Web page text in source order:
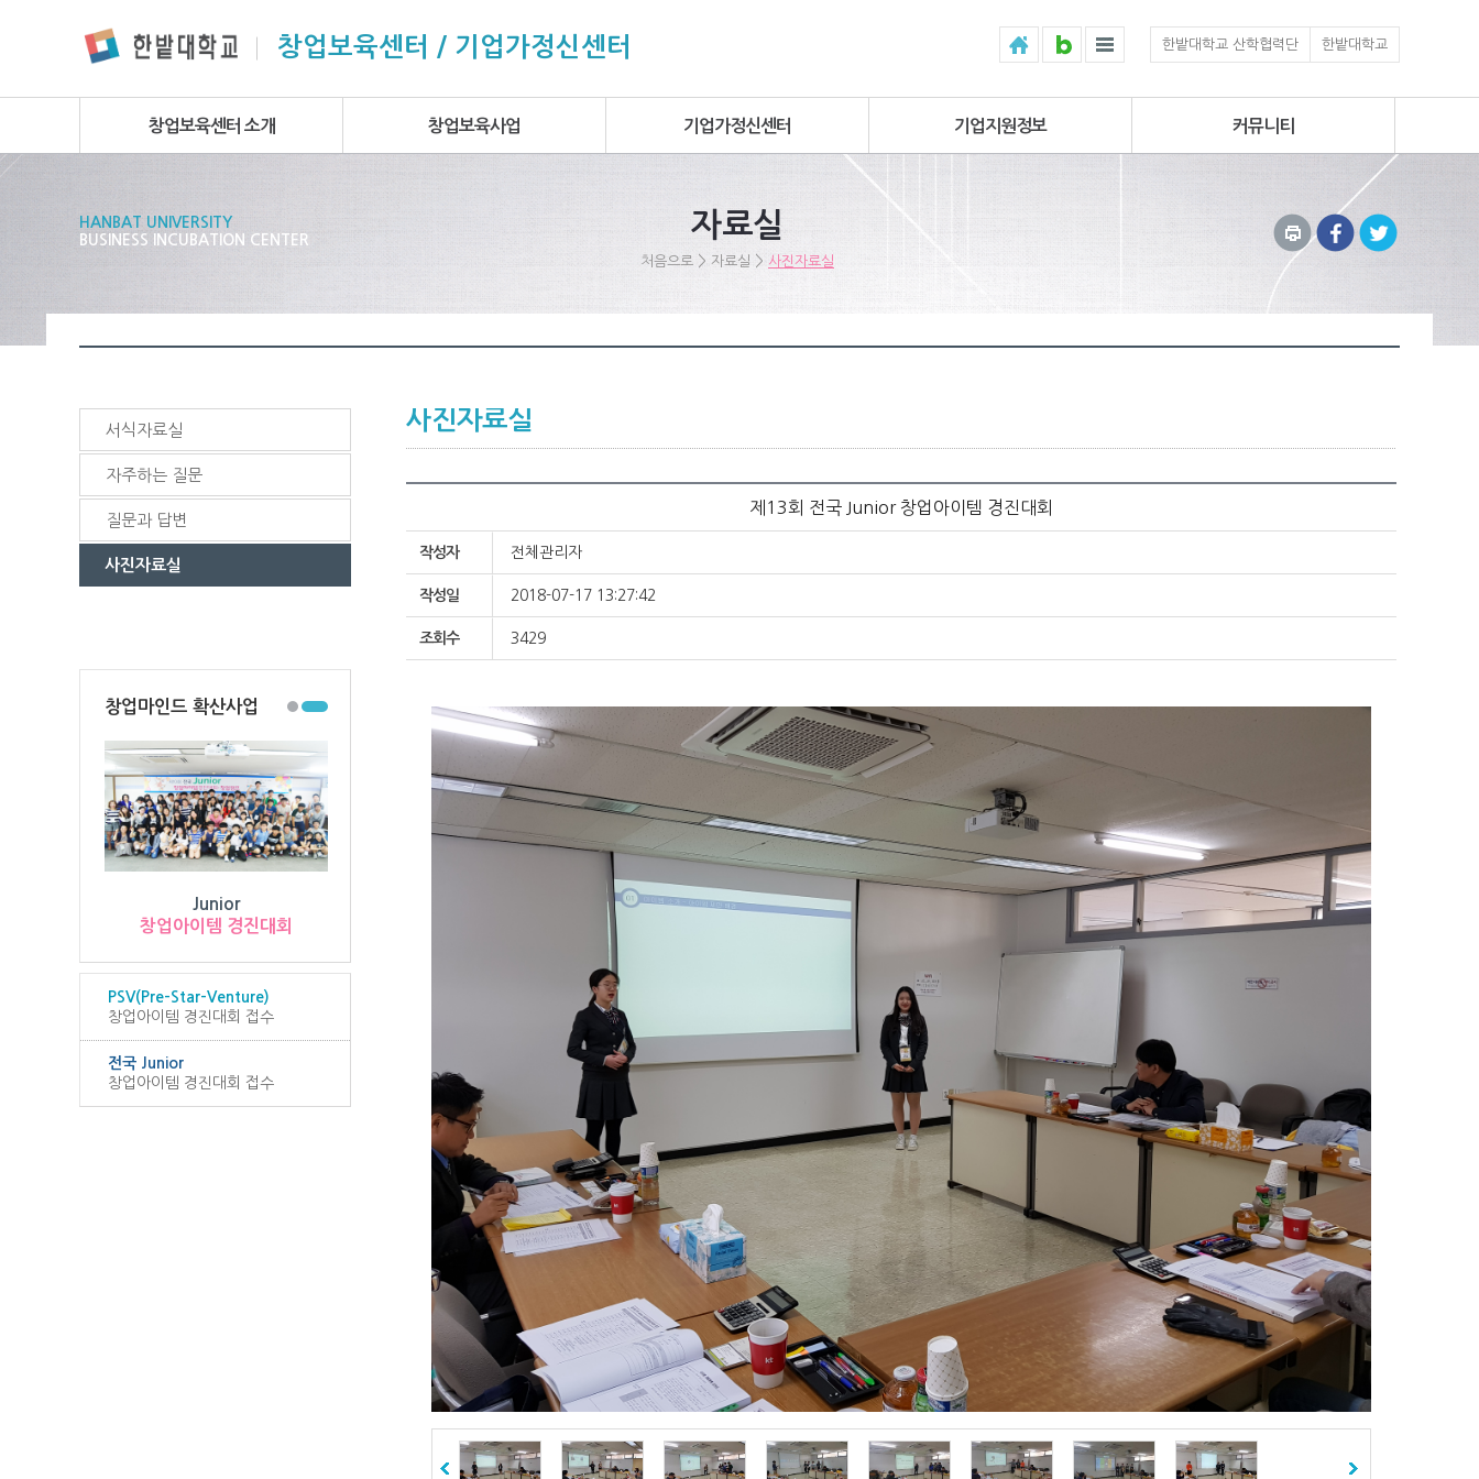
창업보육센터 / 기업가정신센터 한밭대학교 산학협력단 한밭대학교
창업보육센터 소개 창업보육사업 기업가정신센터 기업지원정보 커뮤니티
HANBAT UNIVERSITY
BUSINESS INCUBATION CENTER
자료실
처음으로 > 자료실 > 사진자료실
서식자료실
자주하는 질문
질문과 답변
사진자료실
창업마인드 확산사업
PSV(Pre-Star-Venture)
창업경진대회
Junior
창업아이템 경진대회
PSV(Pre-Star-Venture)
창업아이템 경진대회 접수
전국 Junior
창업아이템 경진대회 접수
사진자료실
제13회 전국 Junior 창업아이템 경진대회
작성자 전체관리자
작성일 2018-07-17 13:27:42
조회수 3429